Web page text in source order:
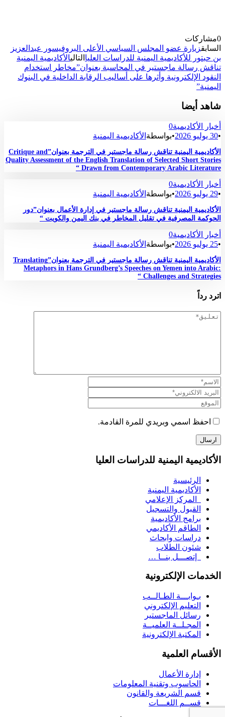
0مشاركات
السابقزيارة عضو المجلس السياسي الأعلى البروفيسور عبدالعزيز
بن حبتور للأكاديمية اليمنية للدراسات العليا التاليالأكاديمية اليمنية
تناقش رسالة ماجستير في المحاسبة بعنوان”مخاطر استخدام
النقود الإلكترونية وأثرها على أساليب الرقابة الداخلية في البنوك
اليمنية”
شاهد أيضا
أخبار الأكاديمية0
•30 يوليو 2026 •بواسطة الأكاديمية اليمنية
الأكاديمية اليمنية تناقش رسالة ماجستير في الترجمة بعنوان”Critique and
Quality Assessment of the English Translation of Selected Short Stories
Drawn from Contemporary Arabic Literature “
أخبار الأكاديمية0
•29 يوليو 2026 •بواسطة الأكاديمية اليمنية
الأكاديمية اليمنية تناقش رسالة ماجستير في إدارة الأعمال بعنوان”دور
الحوكمة المصرفية في تقليل المخاطر في بنك اليمن والكويت “
أخبار الأكاديمية0
•25 يوليو 2026 •بواسطة الأكاديمية اليمنية
الأكاديمية اليمنية تناقش رسالة ماجستير في الترجمة بعنوان”Translating
Metaphors in Hans Grundberg’s Speeches on Yemen into Arabic:
Challenges and Strategies “
اترد رداً
احفظ اسمي وبريدي للمرة القادمة.
الأكاديمية اليمنية للدراسات العليا
الرئيسية
الأكاديمية اليمنية
المركز الإعلامي
القبول والتسجيل
برامج الأكاديمية
الطاقم الأكاديمي
دراسات وابحاث
شئون الطلاب
إتصـــل بنــا …
الخدمات الإلكترونية
بـوابـــة الطـالــب
التعليم الإلكتروني
رسائل الماجستير
المجـلــة العلميــة
المكتبة الإلكترونية
الأقسام العلمية
إدارة الأعمال
الحاسوب وتقنية المعلومات
قسم الشريعة والقانون
قســم اللغـــات